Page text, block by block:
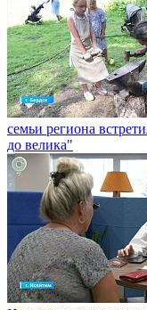
семьи региона
до велика"